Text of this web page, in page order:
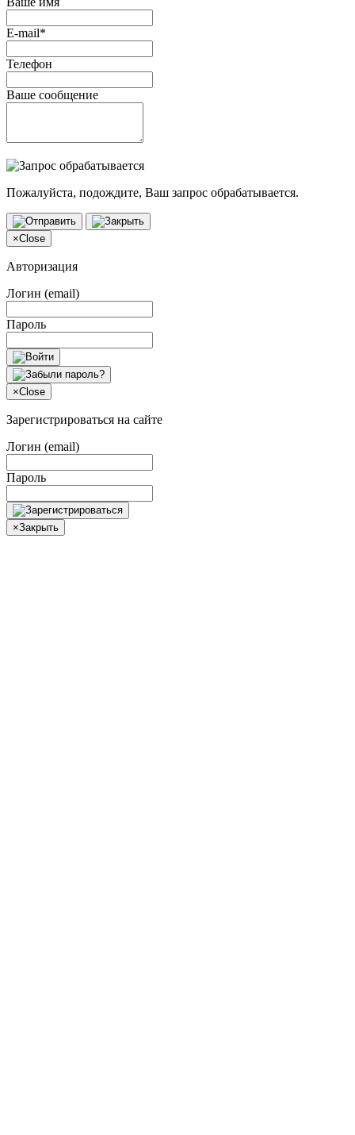
E-mail*
Телефон
Ваше сообщение
Пожалуйста, подождите, Ваш запрос обрабатывается.
×Close
Авторизация
Логин (email)
Пароль
×Close
Зарегистрироваться на сайте
Логин (email)
Пароль
×Закрыть